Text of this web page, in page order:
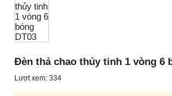
Đèn thả chao thủy tinh 1 vòng 6
Lượt xem: 334